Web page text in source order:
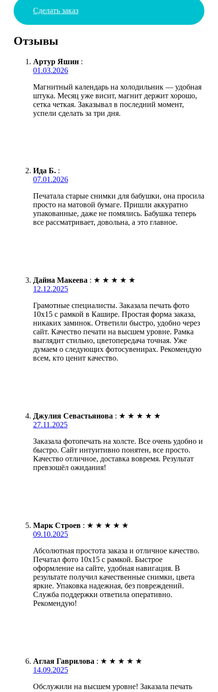
Сделать заказ
Отзывы
Артур Яшин :
01.03.2026
Магнитный календарь на холодильник — удобная
штука. Месяц уже висит, магнит держит хорошо,
сетка четкая. Заказывал в последний момент,
успели сделать за три дня.
Ида Б. :
07.01.2026
Печатала старые снимки для бабушки, она просила
просто на матовой бумаге. Пришли аккуратно
упакованные, даже не помялись. Бабушка теперь
все рассматривает, довольна, а это главное.
Дайна Макеева : ★ ★ ★ ★ ★
12.12.2025
Грамотные специалисты. Заказала печать фото
10х15 с рамкой в Кашире. Простая форма заказа,
никаких заминок. Ответили быстро, удобно через
сайт. Качество печати на высшем уровне. Рамка
выглядит стильно, цветопередача точная. Уже
думаем о следующих фотосувенирах. Рекомендую
всем, кто ценит качество.
Джулия Севастьянова : ★ ★ ★ ★ ★
27.11.2025
Заказала фотопечать на холсте. Все очень удобно и
быстро. Сайт интуитивно понятен, все просто.
Качество отличное, доставка вовремя. Результат
превзошёл ожидания!
Марк Строев : ★ ★ ★ ★ ★
09.10.2025
Абсолютная простота заказа и отличное качество.
Печатал фото 10х15 с рамкой. Быстрое
оформление на сайте, удобная навигация. В
результате получил качественные снимки, цвета
яркие. Упаковка надежная, без повреждений.
Служба поддержки ответила оперативно.
Рекомендую!
Аглая Гаврилова : ★ ★ ★ ★ ★
14.09.2025
Обслужили на высшем уровне! Заказала печать